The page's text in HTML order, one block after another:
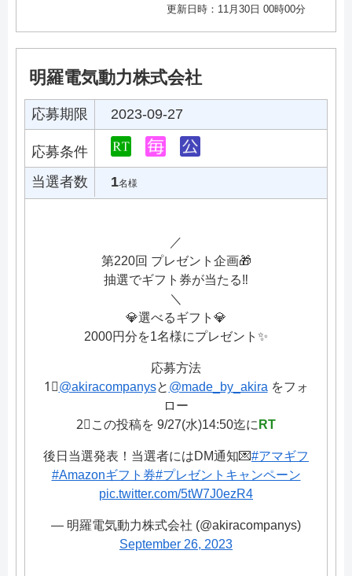
更新日時：11月30日 00時00分
明羅電気動力株式会社
応募期限 2023-09-27
応募条件
当選者数
1名様
／
第220回 プレゼント企画🎁
抽選でギフト券が当たる‼️
＼
💎選べるギフト💎
2000円分を1名様にプレゼント✨
応募方法
1⃣@akiracompanysと @made_by_akiraをフォ
ロー
2⃣この投稿を 9/27(水)14:50迄に RT
後日当選発表！当選者にはDM通知💌#アマギフ
#Amazonギフト券#プレゼントキャンペーン
pic.twitter.com/5tW7J0ezR4
— 明羅電気動力株式会社 (@akiracompanys)
September 26, 2023